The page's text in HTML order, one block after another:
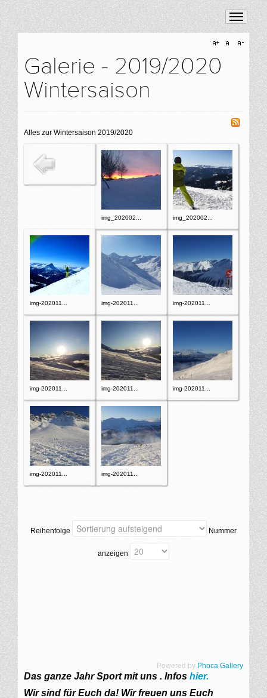
Galerie - 2019/2020
Wintersaison
Alles zur Wintersaison 2019/2020
img_202002... img_202002...
img-202011... img-202011... img-202011...
img-202011... img-202011... img-202011...
img-202011... img-202011...
Reihenfolge Nummer
anzeigen
Powered by Phoca Gallery
Das ganze Jahr Sport mit uns . Infoshier.
Wir sind für Euch da! Wir freuen uns Euch